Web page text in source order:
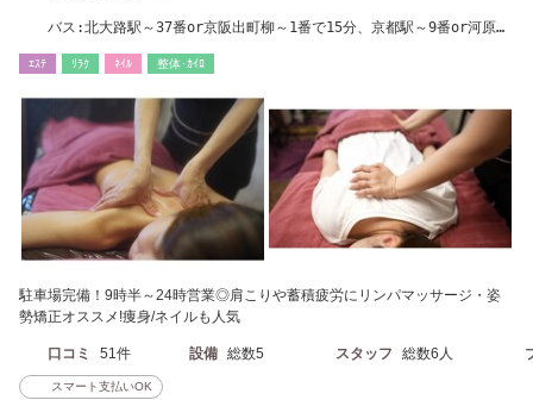
バス:北大路駅～37番or京阪出町柳～1番で15分、京都駅～9番or河原町
ｴｽﾃ ﾘﾗｸ ﾈｲﾙ 整体･ｶｲﾛ
駐車場完備！9時半～24時営業◎肩こりや蓄積疲労にリンパマッサージ・姿
勢矯正オススメ!痩身/ネイルも人気
口コミ 51件 設備 総数5 スタッフ 総数6人
スマート支払いOK